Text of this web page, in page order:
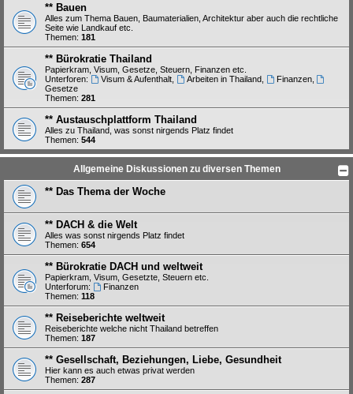
** Bauen
Alles zum Thema Bauen, Baumaterialien, Architektur aber auch die rechtliche
Seite wie Landkauf etc.
Themen: 181
** Bürokratie Thailand
Papierkram, Visum, Gesetze, Steuern, Finanzen etc.
Unterforen:
Visum & Aufenthalt, Arbeiten in Thailand, Finanzen,
Gesetze
Themen: 281
** Austauschplattform Thailand
Alles zu Thailand, was sonst nirgends Platz findet
Themen: 544
Allgemeine Diskussionen zu diversen Themen
** Das Thema der Woche
** DACH & die Welt
Alles was sonst nirgends Platz findet
Themen: 654
** Bürokratie DACH und weltweit
Papierkram, Visum, Gesetzte, Steuern etc.
Unterforum:
Finanzen
Themen: 118
** Reiseberichte weltweit
Reiseberichte welche nicht Thailand betreffen
Themen: 187
** Gesellschaft, Beziehungen, Liebe, Gesundheit
Hier kann es auch etwas privat werden
Themen: 287